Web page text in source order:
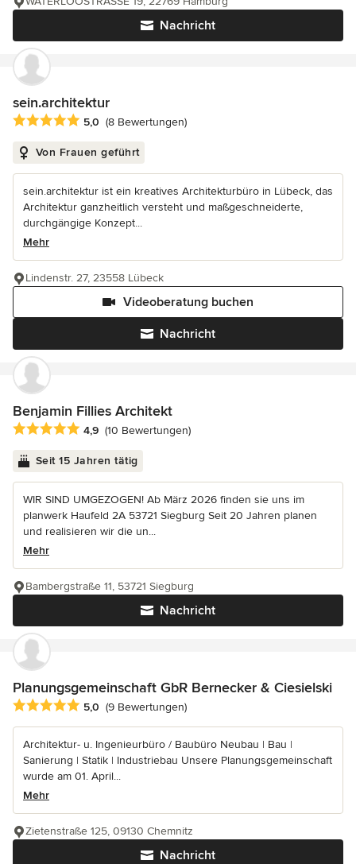
Nachricht
sein.architektur
Durchschnittliche Bewertung: 5 von 5 Sternen
5,0 (8 Bewertungen)
Von Frauen geführt
sein.architektur ist ein kreatives Architekturbüro in Lübeck, das
Architektur ganzheitlich versteht und maßgeschneiderte,
durchgängige Konzept...
Mehr
Nachricht
Videoberatung buchen
Lindenstr. 27, 23558 Lübeck
Benjamin Fillies Architekt
Durchschnittliche Bewertung: 4.9 von 5 Sternen
4,9 (10 Bewertungen)
Seit 15 Jahren tätig
WIR SIND UMGEZOGEN! Ab März 2026 finden sie uns im
planwerk Haufeld 2A 53721 Siegburg Seit 20 Jahren planen
und realisieren wir die un...
Mehr
Nachricht
Bambergstraße 11, 53721 Siegburg
Planungsgemeinschaft GbR Bernecker & Ciesielski
Durchschnittliche Bewertung: 5 von 5 Sternen
5,0 (9 Bewertungen)
Architektur- u. Ingenieurbüro / Baubüro Neubau | Bau |
Sanierung | Statik | Industriebau Unsere Planungsgemeinschaft
wurde am 01. April...
Mehr
Nachricht
Zietenstraße 125, 09130 Chemnitz